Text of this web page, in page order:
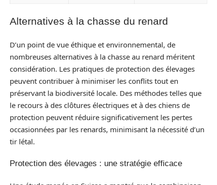
Alternatives à la chasse du renard
D’un point de vue éthique et environnemental, de
nombreuses alternatives à la chasse au renard méritent
considération. Les pratiques de protection des élevages
peuvent contribuer à minimiser les conflits tout en
préservant la biodiversité locale. Des méthodes telles que
le recours à des clôtures électriques et à des chiens de
protection peuvent réduire significativement les pertes
occasionnées par les renards, minimisant la nécessité d’un
tir létal.
Protection des élevages : une stratégie efficace